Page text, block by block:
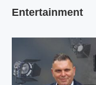
Entertainment